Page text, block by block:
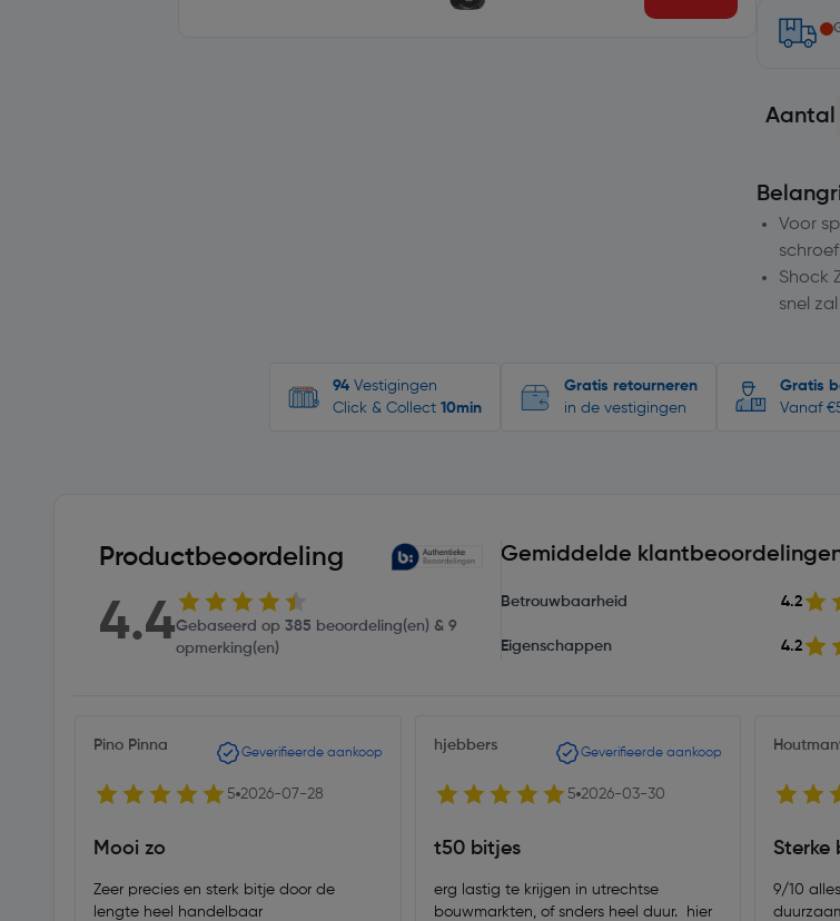
Aantal
Voor
Shock
snel
94 Vestigingen
Click & Collect 10min
Gratis retourneren
in de vestigingen
Gratis
Vanaf
Productbeoordeling
4.4Gebaseerd op 385 beoordeling(en) & 9
opmerking(en)
Gemiddelde
Betrouwbaarheid 4.2
Eigenschappen 4.2
Pino Pinna Geverifieerde aankoop
5 2026-07-28
Mooi zo
Zeer precies en sterk bitje door de
lengte heel handelbaar
hjebbers Geverifieerde aankoop
5 2026-03-30
t50 bitjes
erg lastig te krijgen in utrechtse
bouwmarkten, of snders heel duur. hier
Sterke
9/10